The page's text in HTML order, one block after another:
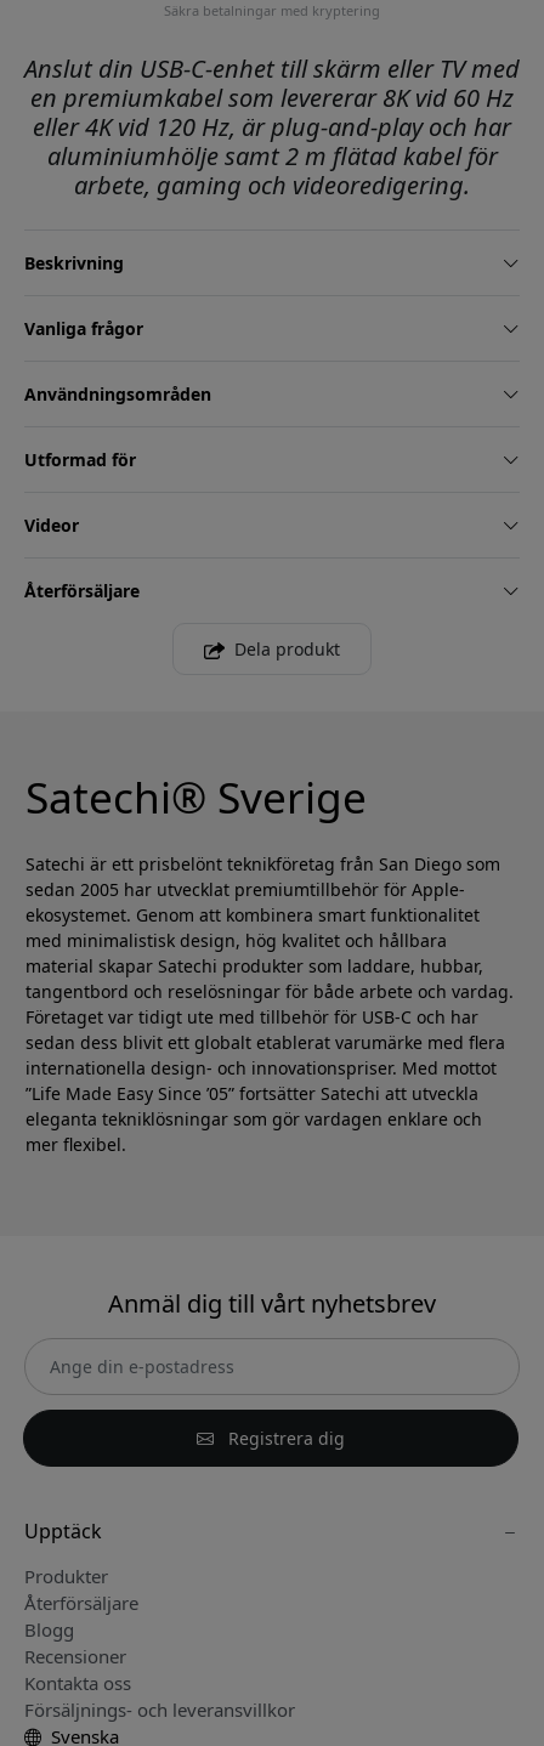
Säkra betalningar med kryptering
Anslut din USB-C-enhet till skärm eller TV med
en premiumkabel som levererar 8K vid 60 Hz
eller 4K vid 120 Hz, är plug-and-play och har
aluminiumhölje samt 2 m flätad kabel för
arbete, gaming och videoredigering.
Beskrivning
Vanliga frågor
Användningsområden
Utformad för
Videor
Återförsäljare
Dela produkt
Satechi® Sverige
Satechi är ett prisbelönt teknikföretag från San Diego som
sedan 2005 har utvecklat premiumtillbehör för Apple-
ekosystemet. Genom att kombinera smart funktionalitet
med minimalistisk design, hög kvalitet och hållbara
material skapar Satechi produkter som laddare, hubbar,
tangentbord och reselösningar för både arbete och vardag.
Företaget var tidigt ute med tillbehör för USB-C och har
sedan dess blivit ett globalt etablerat varumärke med flera
internationella design- och innovationspriser. Med mottot
”Life Made Easy Since ’05” fortsätter Satechi att utveckla
eleganta tekniklösningar som gör vardagen enklare och
mer flexibel.
Anmäl dig till vårt nyhetsbrev
Registrera dig
Upptäck
Produkter
Återförsäljare
Blogg
Recensioner
Kontakta oss
Försäljnings- och leveransvillkor
Svenska